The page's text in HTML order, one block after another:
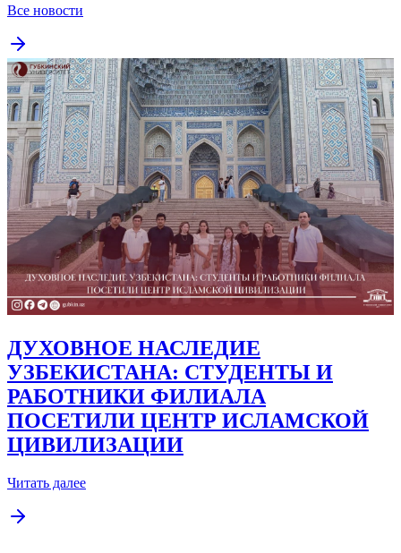
Все новости
ДУХОВНОЕ НАСЛЕДИЕ
УЗБЕКИСТАНА: СТУДЕНТЫ И
РАБОТНИКИ ФИЛИАЛА
ПОСЕТИЛИ ЦЕНТР ИСЛАМСКОЙ
ЦИВИЛИЗАЦИИ
Читать далее